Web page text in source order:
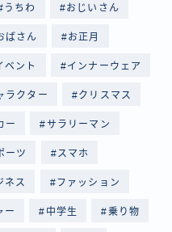
うちわ おじいさん
ばさん お正月
ベント インナーウェア
ラクター クリスマス
ー サラリーマン
ーツ スマホ
ネス ファッション
ー 中学生 乗り物